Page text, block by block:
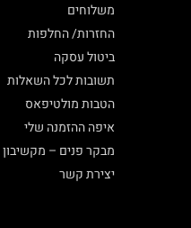
משלוחים
החזרות/ החלפות
ביטול עסקה
תשובות לכל השאלות
הטבות מולטיפאס
איפה ההזמנה שלי
מבקר פנים – מקשיבון
יצירת קשר